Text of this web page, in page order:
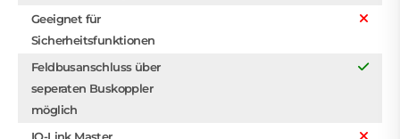
Geeignet für
Sicherheitsfunktionen
Feldbusanschluss über
seperaten Buskoppler
möglich
IO-Link Master